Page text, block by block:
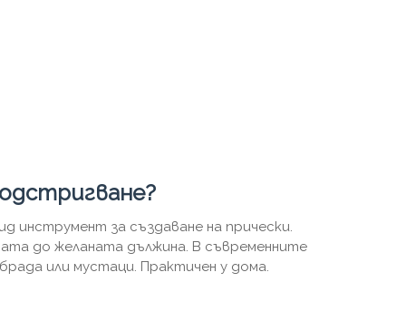
инструмент за създаване на прически.
до желаната дължина. В съвременните
или мустаци. Практичен у дома.